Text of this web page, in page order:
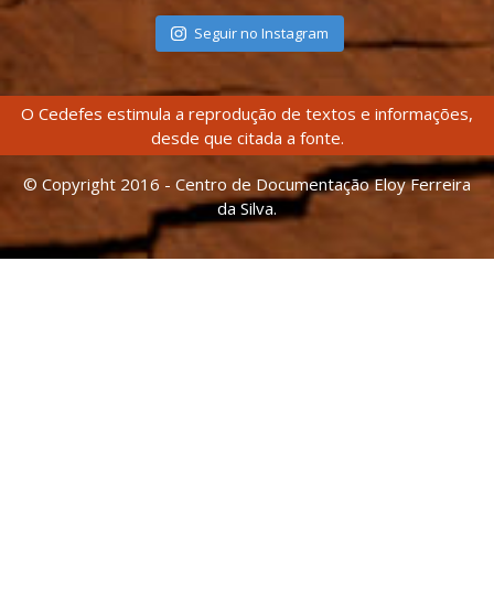
Seguir no Instagram
O Cedefes estimula a reprodução de textos e informações,
desde que citada a fonte.
© Copyright 2016 - Centro de Documentação Eloy Ferreira
da Silva.